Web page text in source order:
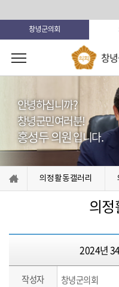
창녕군의회
창
안녕하십니까?
창녕군민여러분!
홍성두 의원입니다.
의정활동갤러리
의정
2024년
작성자 창녕군의회